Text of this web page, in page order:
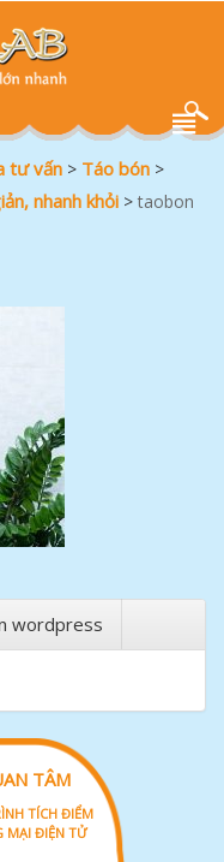
tư vấn > Táo bón >
nhanh khỏi >taobon
wordpress
TÂM
TÍCH ĐIỂM
MẠI ĐIỆN TỬ